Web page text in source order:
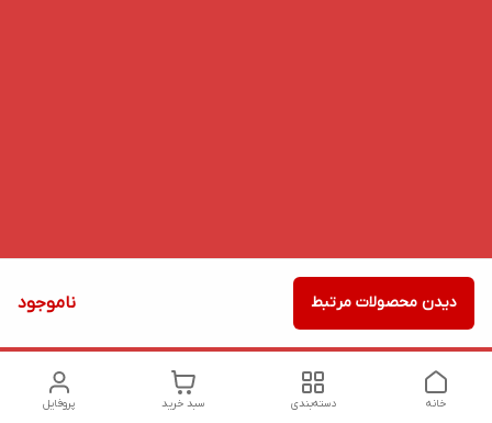
ناموجود دیدن محصولات مرتبط
پروفایل سبد خرید دسته‌بندی خانه